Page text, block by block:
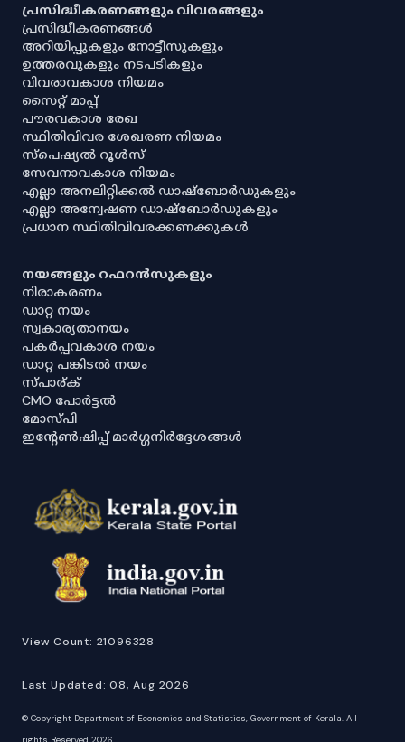
പ്രസിദ്ധീകരണങ്ങളും വിവരങ്ങളും
പ്രസിദ്ധീകരണങ്ങൾ
അറിയിപ്പുകളും നോട്ടീസുകളും
ഉത്തരവുകളും നടപടികളും
വിവരാവകാശ നിയമം
സൈറ്റ് മാപ്പ്
പൗരവകാശ രേഖ
സ്ഥിതിവിവര ശേഖരണ നിയമം
സ്‌പെഷ്യൽ റൂൾസ്
സേവനാവകാശ നിയമം
എല്ലാ അനലിറ്റിക്കൽ ഡാഷ്‌ബോർഡുകളും
എല്ലാ അന്വേഷണ ഡാഷ്‌ബോർഡുകളും
പ്രധാന സ്ഥിതിവിവരക്കണക്കുകൾ
നയങ്ങളും റഫറൻസുകളും
നിരാകരണം
ഡാറ്റ നയം
സ്വകാര്യതാനയം
പകർപ്പവകാശ നയം
ഡാറ്റ പങ്കിടൽ നയം
സ്പാര്ക്
CMO പോർട്ടൽ
മോസ്പി
ഇൻ്റേൺഷിപ്പ് മാർഗ്ഗനിർദ്ദേശങ്ങൾ
View Count: 21096328
Last Updated:08, Aug 2026
© Copyright Department of Economics and Statistics, Government of Kerala. All